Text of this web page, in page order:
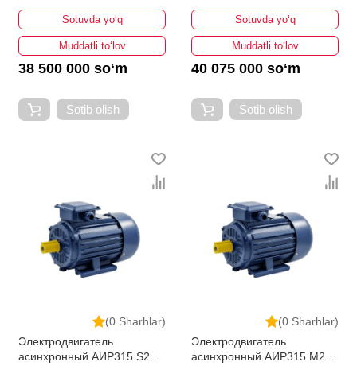
110кВт 3000об/мин
Sotuvda yo‘q
Muddatli to‘lov
38 500 000 so‘m
Sotib olish
132кВт 3000об/мин
Sotuvda yo‘q
Muddatli to‘lov
40 075 000 so‘m
Sotib olish
(0 Sharhlar)
Электродвигатель
асинхронный АИР315 S2
(0 Sharhlar)
Электродвигатель
асинхронный АИР315 M2